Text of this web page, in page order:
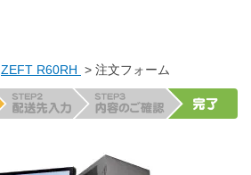
ZEFT R60RH > 注文フォーム